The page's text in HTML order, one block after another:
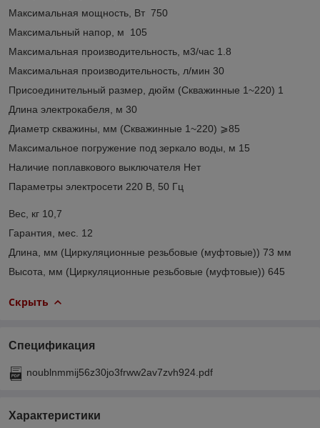
Максимальная мощность, Вт 750
Максимальный напор, м 105
Максимальная производительность, м3/час 1.8
Максимальная производительность, л/мин 30
Присоединительный размер, дюйм (Скважинные 1~220) 1
Длина электрокабеля, м 30
Диаметр скважины, мм (Скважинные 1~220) ⩾85
Максимальное погружение под зеркало воды, м 15
Наличие поплавкового выключателя Нет
Параметры электросети 220 В, 50 Гц
Вес, кг 10,7
Гарантия, мес. 12
Длина, мм (Циркуляционные резьбовые (муфтовые)) 73 мм
Высота, мм (Циркуляционные резьбовые (муфтовые)) 645
Скрыть
Спецификация
noublnmmij56z30jo3frww2av7zvh924.pdf
Характеристики